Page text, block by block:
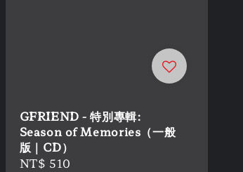
GFRIEND - 特別專輯:
Season of Memories（一般
版｜CD）
Regular
NT$ 510